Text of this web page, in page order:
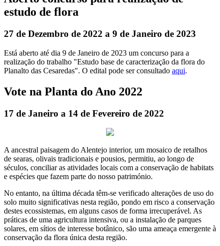
estudo de flora
27 de Dezembro de 2022 a 9 de Janeiro de 2023
Está aberto até dia 9 de Janeiro de 2023 um concurso para a
realização do trabalho "Estudo base de caracterização da flora do
Planalto das Cesaredas". O edital pode ser consultado aqui.
Vote na Planta do Ano 2022
17 de Janeiro a 14 de Fevereiro de 2022
A ancestral paisagem do Alentejo interior, um mosaico de retalhos
de searas, olivais tradicionais e pousios, permitiu, ao longo de
séculos, conciliar as atividades locais com a conservação de habitats
e espécies que fazem parte do nosso património.
No entanto, na última década têm-se verificado alterações de uso do
solo muito significativas nesta região, pondo em risco a conservação
destes ecossistemas, em alguns casos de forma irrecuperável. As
práticas de uma agricultura intensiva, ou a instalação de parques
solares, em sítios de interesse botânico, são uma ameaça emergente à
conservação da flora única desta região.